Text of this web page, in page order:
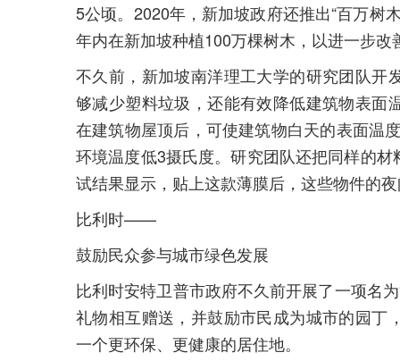
5公顷。2020年，新加坡政府还推出“百万树
年内在新加坡种植100万棵树木，以进一步改
不久前，新加坡南洋理工大学的研究团队开
够减少塑料垃圾，还能有效降低建筑物表面
在建筑物屋顶后，可使建筑物白天的表面温
环境温度低3摄氏度。研究团队还把同样的
试结果显示，贴上这款薄膜后，这些物件的
比利时——
鼓励民众参与城市绿色发展
比利时安特卫普市政府不久前开展了一项名
礼物相互赠送，并鼓励市民成为城市的园丁
一个更环保、更健康的居住地。